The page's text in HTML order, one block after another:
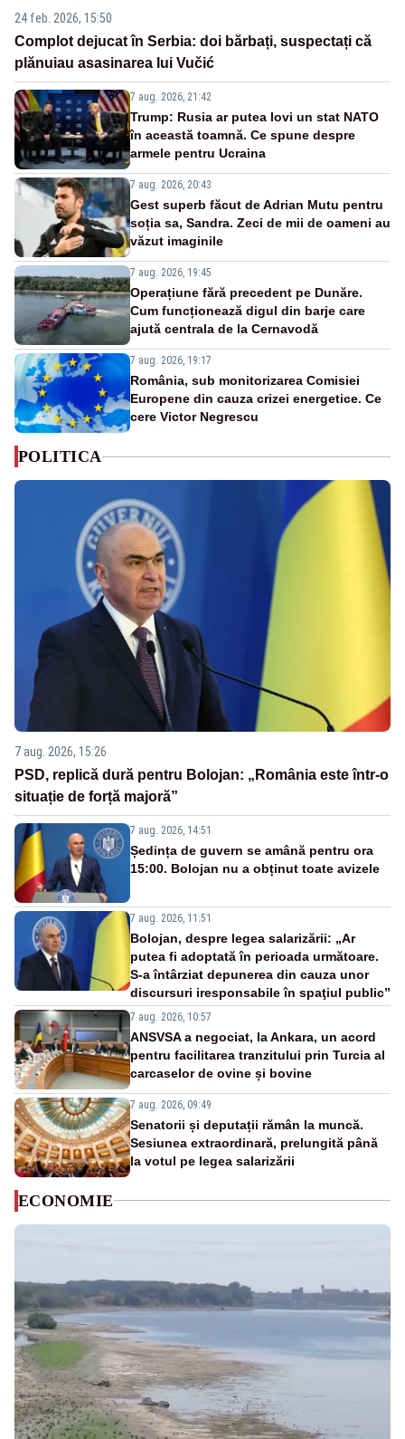
24 feb. 2026, 15:50
Complot dejucat în Serbia: doi bărbați, suspectați că
plănuiau asasinarea lui Vučić
7 aug. 2026, 21:42
Trump: Rusia ar putea lovi un stat NATO
în această toamnă. Ce spune despre
armele pentru Ucraina
7 aug. 2026, 20:43
Gest superb făcut de Adrian Mutu pentru
soția sa, Sandra. Zeci de mii de oameni au
văzut imaginile
7 aug. 2026, 19:45
Operațiune fără precedent pe Dunăre.
Cum funcționează digul din barje care
ajută centrala de la Cernavodă
7 aug. 2026, 19:17
România, sub monitorizarea Comisiei
Europene din cauza crizei energetice. Ce
cere Victor Negrescu
POLITICA
7 aug. 2026, 15:26
PSD, replică dură pentru Bolojan: „România este într-o
situație de forță majoră”
7 aug. 2026, 14:51
Ședința de guvern se amână pentru ora
15:00. Bolojan nu a obținut toate avizele
7 aug. 2026, 11:51
Bolojan, despre legea salarizării: „Ar
putea fi adoptată în perioada următoare.
S-a întârziat depunerea din cauza unor
discursuri iresponsabile în spaţiul public”
7 aug. 2026, 10:57
ANSVSA a negociat, la Ankara, un acord
pentru facilitarea tranzitului prin Turcia al
carcaselor de ovine și bovine
7 aug. 2026, 09:49
Senatorii și deputații rămân la muncă.
Sesiunea extraordinară, prelungită până
la votul pe legea salarizării
ECONOMIE